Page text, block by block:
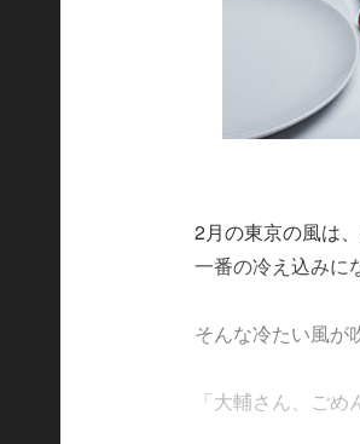
2月の東京の風は
一番の冷え込みに
そんな冷たい風が
「大輔さん、ご